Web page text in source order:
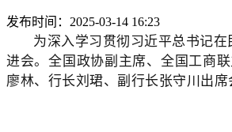
发布时间：2025-03-14 16:23
为深入学习贯彻习近平总书记
进会。全国政协副主席、全国工商
廖林、行长刘珺、副行长张守川出席